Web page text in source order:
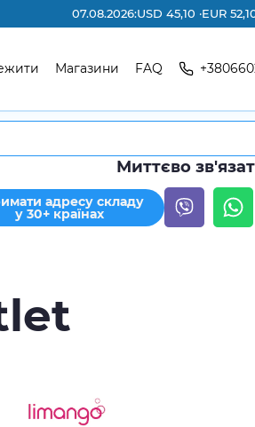
07.08.2026:USD 45,10 ·EUR
Магазини FAQ
Миттєво
адресу складу
у 30+ країнах